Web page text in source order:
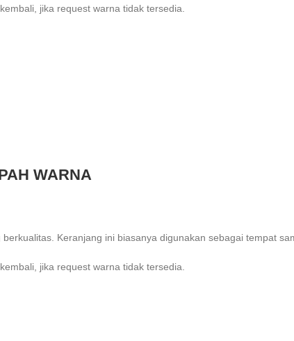
jika request warna tidak tersedia.
WARNA
Keranjang ini biasanya digunakan sebagai tempat
jika request warna tidak tersedia.